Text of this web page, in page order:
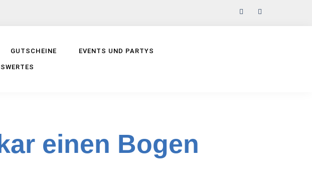
GUTSCHEINE EVENTS UND PARTYS
einen Bogen